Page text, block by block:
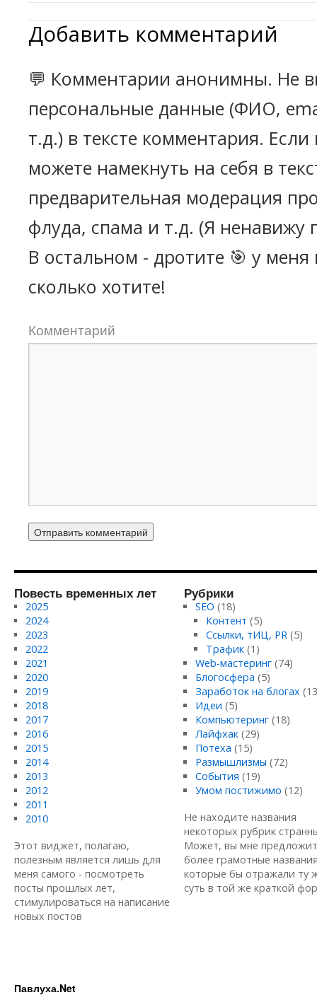
Добавить комментарий
💬 Комментарии анонимны. Не
персональные данные (ФИО,
т.д.) в тексте комментария.
можете намекнуть на себя в
предварительная модерация
флуда, спама и т.д. (Я ненавижу
В остальном - дротите 🎯 у
сколько хотите!
Комментарий
Повесть временных лет
2025
2024
2023
2022
2021
2020
2019
2018
2017
2016
2015
2014
2013
2012
2011
2010
Этот виджет, полагаю,
полезным является лишь для
меня самого - посмотреть
посты прошлых лет,
стимулироваться на написание
новых постов
Рубрики
SEO (18)
Контент (5)
Ссылки, тИЦ, PR (5)
Трафик (1)
Web-мастеринг(74)
Блогосфера (5)
Заработок на блогах
Идеи (5)
Компьютеринг(18)
Лайфхак(29)
Потеха (15)
Размышлизмы (72)
События (19)
Умом постижимо (12)
Не находите названия
некоторых рубрик
Может, вы мне
более грамотные
которые бы отражали ту
суть в той же краткой
Павлуха.Net